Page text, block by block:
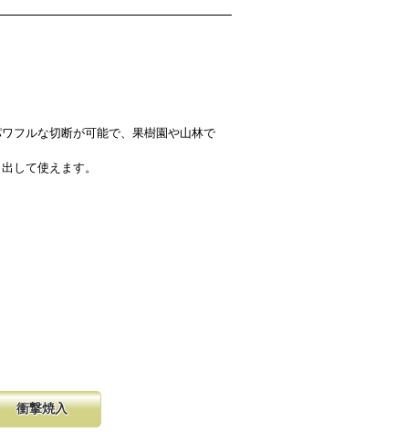
フルな切断が可能で、果樹園や山林で
して使えます。
衝撃焼入